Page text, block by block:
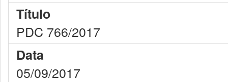
Título
PDC 766/2017
Data
05/09/2017